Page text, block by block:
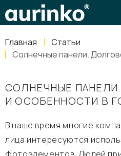
Главная
Статьи
Солнечные панели.
СОЛНЕЧНЫЕ
И ОСОБЕННОСТИ В
В наше время многие
лица интересуются
Россия, Свердловская область
8-800-770-79-40